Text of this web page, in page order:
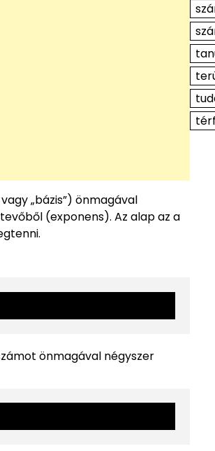
„bázis”) önmagával
(exponens). Az alap az a
önmagával négyszer